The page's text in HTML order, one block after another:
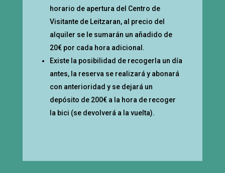
horario de apertura del Centro de
Visitante de Leitzaran, al precio del
alquiler se le sumarán un añadido de
20€ por cada hora adicional.
Existe la posibilidad de recogerla un día
antes, la reserva se realizará y abonará
con anterioridad y se dejará un
depósito de 200€ a la hora de recoger
la bici (se devolverá a la vuelta).